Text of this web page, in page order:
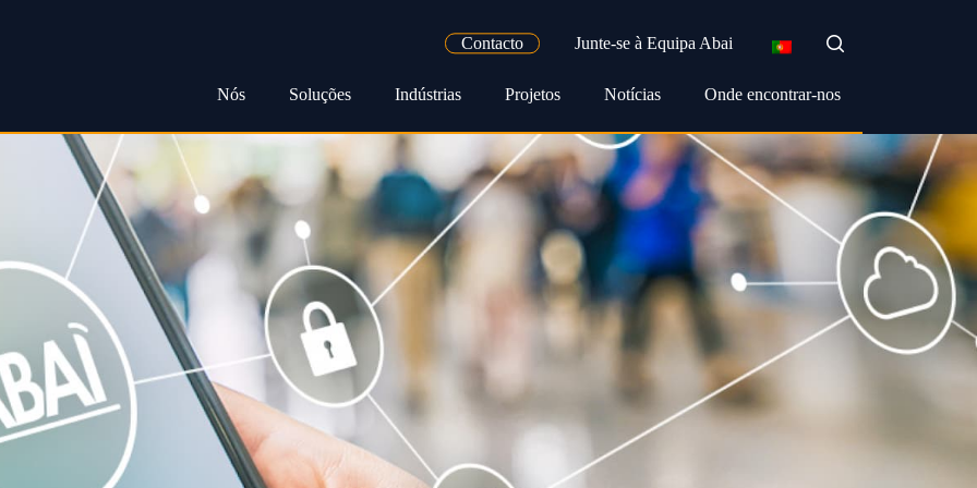
Contacto Junte-se à Equipa Abai
Nós Soluções Indústrias Projetos Notícias Onde encontrar-nos